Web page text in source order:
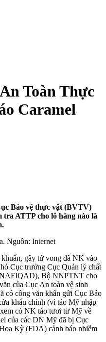
Toàn Thực
Caramel
Bảo vệ thực vật (BVTV)
tra ATTP cho lô hàng nào là
Nguồn: Internet
gây tử vong đã NK vào
Cục trưởng Cục Quản lý chất
Bộ NNPTNT cho
của Cục An toàn vệ sinh
có công văn khẩn gửi Cục Bảo
khẩu chính (vì táo Mỹ nhập
có NK táo tươi từ Mỹ về
của các DN Mỹ đã bị Cục
Kỳ (FDA) cảnh báo nhiễm